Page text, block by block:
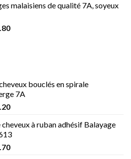
malaisiens de qualité 7A, soyeux
bouclés en spirale
7A
cheveux à ruban adhésif Balayage